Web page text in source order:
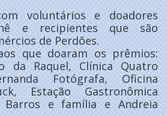
voluntários e doadores
e recipientes que são
de Perdões.
que doaram os prêmios:
da Raquel, Clínica Quatro
Fotógrafa, Oficina
Estação Gastronômica
Barros e família e Andreia